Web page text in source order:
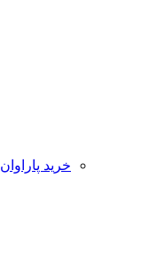
خرید پاراوان